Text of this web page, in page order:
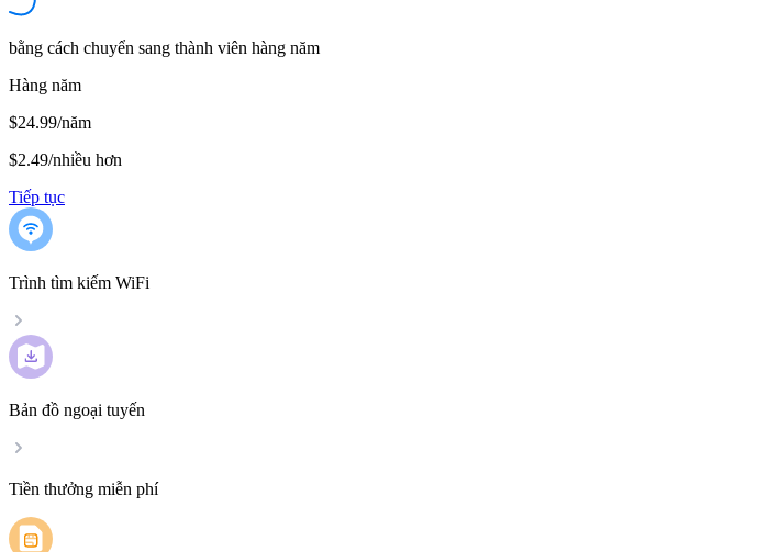
bằng cách chuyển sang thành viên hàng năm
Hàng năm
$24.99/năm
$2.49/nhiều hơn
Tiếp tục
Trình tìm kiếm WiFi
Bản đồ ngoại tuyến
Tiền thưởng miễn phí